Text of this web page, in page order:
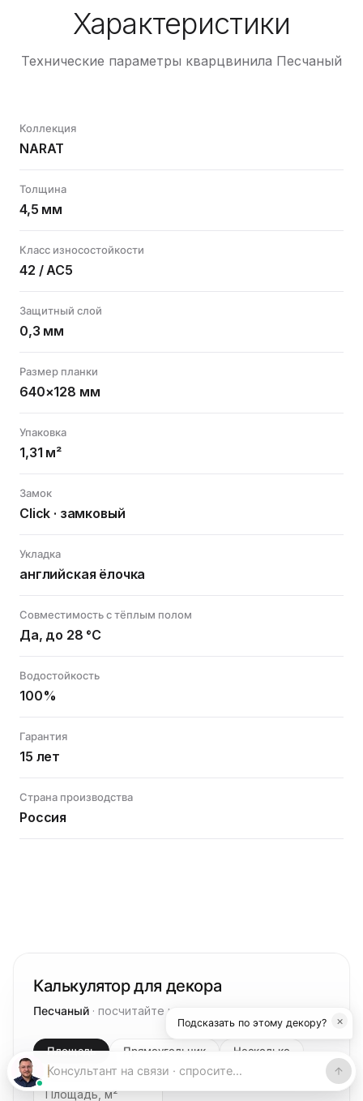
Характеристики
Технические параметры кварцвинила Песчаный
Коллекция
NARAT
Толщина
4,5 мм
Класс износостойкости
42 / AC5
Защитный слой
0,3 мм
Размер планки
640×128 мм
Упаковка
1,31 м²
Замок
Click · замковый
Укладка
английская ёлочка
Совместимость с тёплым полом
Да, до 28 °C
Водостойкость
100%
Гарантия
15 лет
Страна производства
Россия
Калькулятор для декора
Песчаный · посчитайте квадратуру и цену
Площадь Прямоугольник Несколько
Подсказать по этому декору? ×